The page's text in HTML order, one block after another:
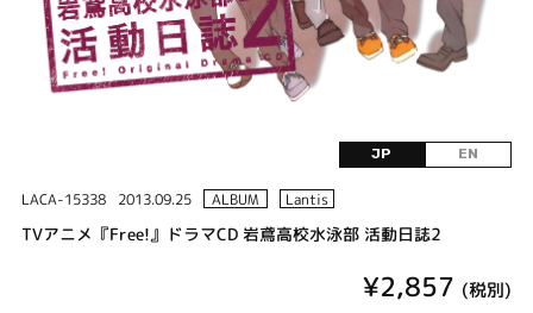
JP EN
LACA-15338 2013.09.25 ALBUM Lantis
TVアニメ『Free!』ドラマCD 岩鳶高校水泳部 活動日誌2
¥2,857 (税別)